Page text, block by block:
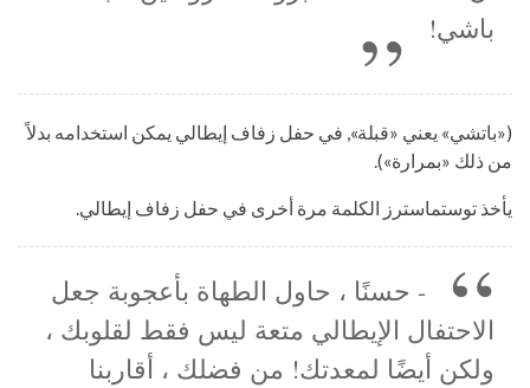
باشي!
(«باتشي» يعني «قبلة», في حفل زفاف إيطالي يمكن استخدامه بدلاً
من ذلك «بمرارة»).
يأخذ توستماسترز الكلمة مرة أخرى في حفل زفاف إيطالي.
- حسنًا ، حاول الطهاة بأعجوبة جعل
الاحتفال الإيطالي متعة ليس فقط لقلوبك ،
ولكن أيضًا لمعدتك! من فضلك ، أقاربنا